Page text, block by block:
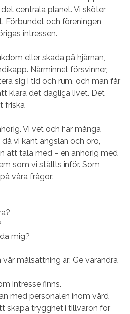
centrala planet. Vi sköter
Förbundet och föreningen
intressen.
eller skada på hjärnan,
Närminnet försvinner,
sig i tid och rum, och man får
klara det dagliga livet. Det
friska
Vi vet och har många
vi känt ängslan och oro,
att tala med – en anhörig med
som vi ställts inför. Som
våra frågor:
mig?
vår målsättning är: Ge varandra
intresse finns.
med personalen inom vård
skapa trygghet i tillvaron för